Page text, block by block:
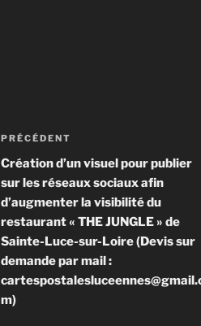
Navigation
de
l’article
Article
précédent
PRÉCÉDENT
Création d’un visuel pour publier
sur les réseaux sociaux afin
d’augmenter la visibilité du
restaurant « THE JUNGLE » de
Sainte-Luce-sur-Loire (Devis sur
demande par mail :
m)